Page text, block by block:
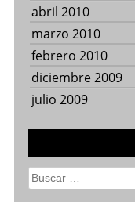
abril 2010
marzo 2010
febrero 2010
diciembre 2009
julio 2009
Buscar: